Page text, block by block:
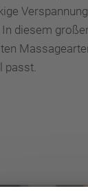
diesem
passt.